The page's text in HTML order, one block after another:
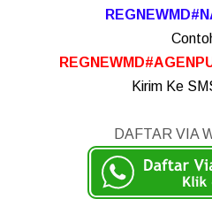
Kirim Ke
DAFTAR VIA